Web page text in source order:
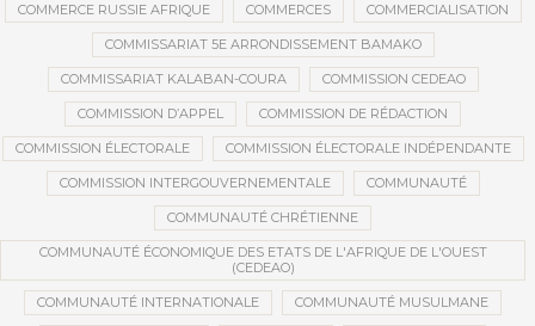
COMMERCE RUSSIE AFRIQUE COMMERCES COMMERCIALISATION
COMMISSARIAT 5E ARRONDISSEMENT BAMAKO
COMMISSARIAT KALABAN-COURA COMMISSION CEDEAO
COMMISSION D’APPEL COMMISSION DE RÉDACTION
COMMISSION ÉLECTORALE COMMISSION ÉLECTORALE INDÉPENDANTE
COMMISSION INTERGOUVERNEMENTALE COMMUNAUTÉ
COMMUNAUTÉ CHRÉTIENNE
COMMUNAUTÉ ÉCONOMIQUE DES ETATS DE L'AFRIQUE DE L'OUEST
(CEDEAO)
COMMUNAUTÉ INTERNATIONALE COMMUNAUTÉ MUSULMANE